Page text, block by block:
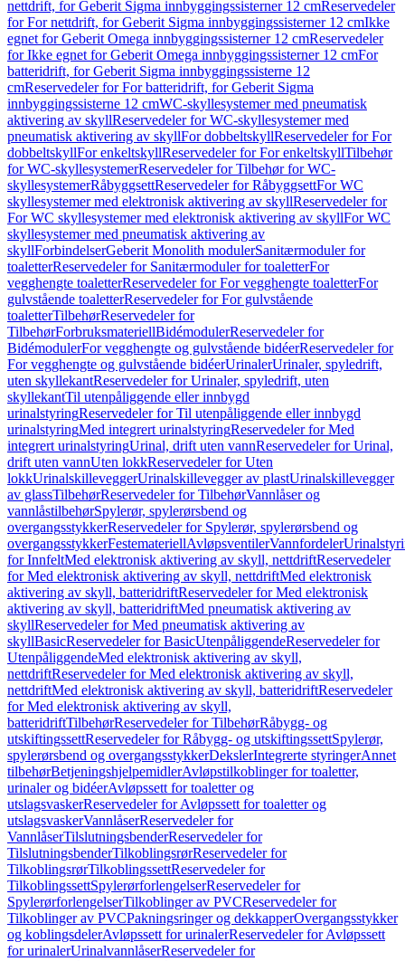
nettdrift, for Geberit Sigma innbyggingssisterner 12 cmReservedeler
for For nettdrift, for Geberit Sigma innbyggingssisterner 12 cmIkke
egnet for Geberit Omega innbyggingssisterner 12 cmReservedeler
for Ikke egnet for Geberit Omega innbyggingssisterner 12 cmFor
batteridrift, for Geberit Sigma innbyggingssisterne 12
cmReservedeler for For batteridrift, for Geberit Sigma
innbyggingssisterne 12 cmWC-skyllesystemer med pneumatisk
aktivering av skyllReservedeler for WC-skyllesystemer med
pneumatisk aktivering av skyllFor dobbeltskyllReservedeler for For
dobbeltskyllFor enkeltskyllReservedeler for For enkeltskyllTilbehør
for WC-skyllesystemerReservedeler for Tilbehør for WC-
skyllesystemerRåbyggsettReservedeler for RåbyggsettFor WC
skyllesystemer med elektronisk aktivering av skyllReservedeler for
For WC skyllesystemer med elektronisk aktivering av skyllFor WC
skyllesystemer med pneumatisk aktivering av
skyllForbindelserGeberit Monolith modulerSanitærmoduler for
toaletterReservedeler for Sanitærmoduler for toaletterFor
vegghengte toaletterReservedeler for For vegghengte toaletterFor
gulvstående toaletterReservedeler for For gulvstående
toaletterTilbehørReservedeler for
TilbehørForbruksmateriellBidémodulerReservedeler for
BidémodulerFor vegghengte og gulvstående bidéerReservedeler for
For vegghengte og gulvstående bidéerUrinalerUrinaler, spyledrift,
uten skyllekantReservedeler for Urinaler, spyledrift, uten
skyllekantTil utenpåliggende eller innbygd
urinalstyringReservedeler for Til utenpåliggende eller innbygd
urinalstyringMed integrert urinalstyringReservedeler for Med
integrert urinalstyringUrinal, drift uten vannReservedeler for Urinal,
drift uten vannUten lokkReservedeler for Uten
lokkUrinalskilleveggerUrinalskillevegger av plastUrinalskillevegger
av glassTilbehørReservedeler for TilbehørVannlåser og
vannlåstilbehørSpylerør, spylerørsbend og
overgangsstykkerReservedeler for Spylerør, spylerørsbend og
overgangsstykkerFestemateriellAvløpsventilerVannfordeler
for InnfeltMed elektronisk aktivering av skyll, nettdriftReservedeler
for Med elektronisk aktivering av skyll, nettdriftMed elektronisk
aktivering av skyll, batteridriftReservedeler for Med elektronisk
aktivering av skyll, batteridriftMed pneumatisk aktivering av
skyllReservedeler for Med pneumatisk aktivering av
skyllBasicReservedeler for BasicUtenpåliggendeReservedeler for
UtenpåliggendeMed elektronisk aktivering av skyll,
nettdriftReservedeler for Med elektronisk aktivering av skyll,
nettdriftMed elektronisk aktivering av skyll, batteridriftReservedeler
for Med elektronisk aktivering av skyll,
batteridriftTilbehørReservedeler for TilbehørRåbygg- og
utskiftingssettReservedeler for Råbygg- og utskiftingssettSpylerør,
spylerørsbend og overgangsstykkerDekslerIntegrerte styringerAnnet
tilbehørBetjeningshjelpemidlerAvløpstilkoblinger for toaletter,
urinaler og bidéerAvløpssett for toaletter og
utslagsvaskerReservedeler for Avløpssett for toaletter og
utslagsvaskerVannlåserReservedeler for
VannlåserTilslutningsbenderReservedeler for
TilslutningsbenderTilkoblingsrørReservedeler for
TilkoblingsrørTilkoblingssettReservedeler for
TilkoblingssettSpylerørforlengelserReservedeler for
SpylerørforlengelserTilkoblinger av PVCReservedeler for
Tilkoblinger av PVCPakningsringer og dekkapperOvergangsstykker
og koblingsdelerAvløpssett for urinalerReservedeler for Avløpssett
for urinalerUrinalvannlåserReservedeler for